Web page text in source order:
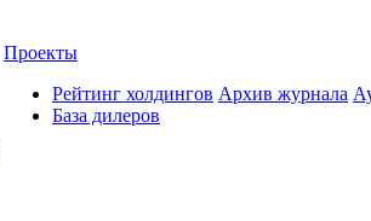
Проекты
Рейтинг холдингов
База дилеров
Архив журнала